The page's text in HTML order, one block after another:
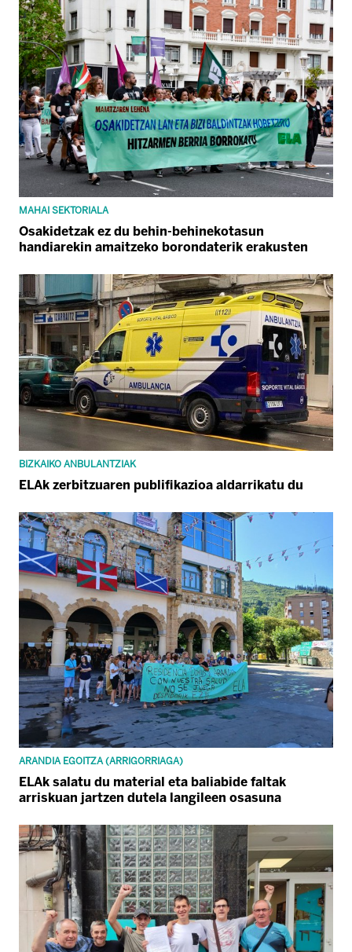
MAHAI SEKTORIALA
Osakidetzak ez du behin-behinekotasun
handiarekin amaitzeko borondaterik erakusten
BIZKAIKO ANBULANTZIAK
ELAk zerbitzuaren publifikazioa aldarrikatu du
ARANDIA EGOITZA (ARRIGORRIAGA)
ELAk salatu du material eta baliabide faltak
arriskuan jartzen dutela langileen osasuna